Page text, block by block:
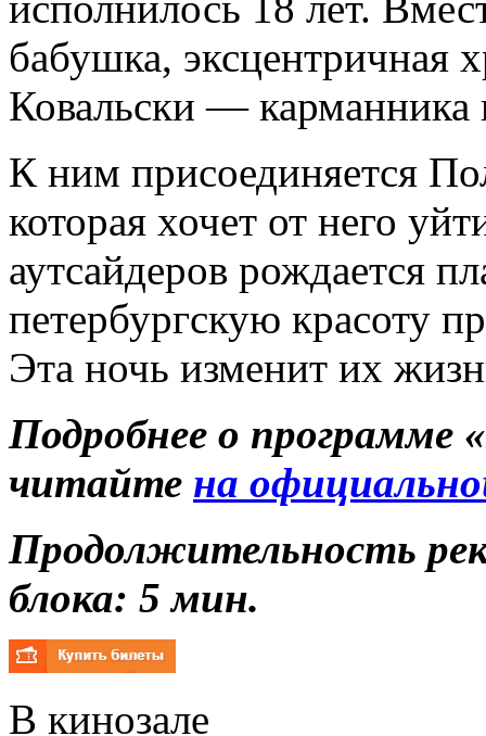
бабушка, эксцентричная
Ковальски — карманника
К ним присоединяется
которая хочет от него
аутсайдеров рождается
петербургскую красоту
Эта ночь изменит их
Подробнее о программе
читайте на
Продолжительность
блока: 5 мин.
В кинозале